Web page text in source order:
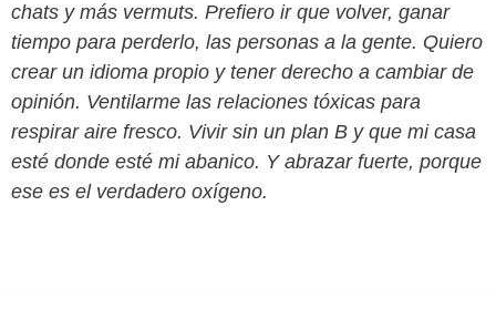
chats y más vermuts. Prefiero ir que volver, ganar
tiempo para perderlo, las personas a la gente. Quiero
crear un idioma propio y tener derecho a cambiar de
opinión. Ventilarme las relaciones tóxicas para
respirar aire fresco. Vivir sin un plan B y que mi casa
esté donde esté mi abanico. Y abrazar fuerte, porque
ese es el verdadero oxígeno.